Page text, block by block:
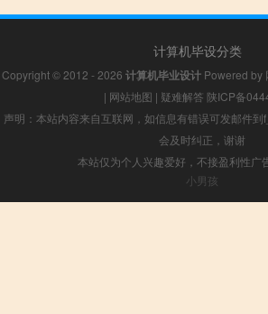
计算机毕设分类
Copyright © 2012 - 2026 计算机毕业设计Powered by
| 网站地图 | 疑难解答 陕ICP备
声明：本站内容来自互联网，如信息有错误可发邮件
会及时纠正，谢谢
本站仅为个人兴趣爱好，不接盈利性广
小男孩